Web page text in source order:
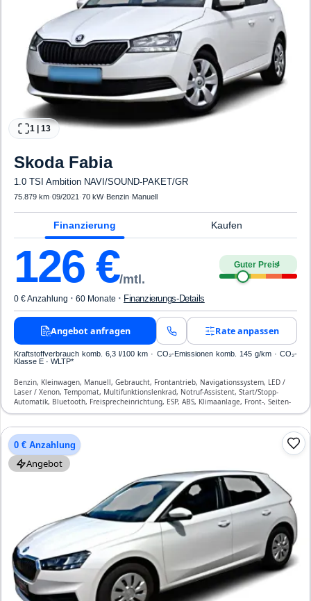
1 13
Skoda Fabia
1.0 TSI Ambition NAVI/SOUND-PAKET/GR
75.879 km·09/2021 ·70 kW· Benzin· Manuell
Finanzierung Kaufen
126 €/mtl.
Guter Preis4
0 € Anzahlung · 60 Monate · Finanzierungs-Details
Angebot anfragen Rate anpassen
Kraftstoffverbrauch komb. 6,3 l/100 km · CO₂-Emissionen komb. 145 g/km · CO₂-
Klasse E · WLTP*
Benzin, Kleinwagen, Manuell, Gebraucht, Frontantrieb, Navigationssystem, LED /
Laser / Xenon, Tempomat, Multifunktionslenkrad, Notruf-Assistent, Start/Stopp-
Automatik, Bluetooth, Freisprecheinrichtung, ESP, ABS, Klimaanlage, Front-, Seiten-
und weitere Airbags
0 € Anzahlung
Angebot